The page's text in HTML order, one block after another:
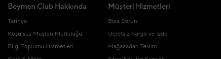
Beymen Club Hakkında
Tarihçe
Koşulsuz Müşteri Mutluluğu
Bilgi Toplumu Hizmetleri
Müşteri Hizmetleri
Bize Sorun
Ücretsiz Kargo ve İade
Mağazadan Teslim